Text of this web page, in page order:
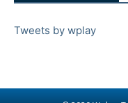
Tweets by wplay